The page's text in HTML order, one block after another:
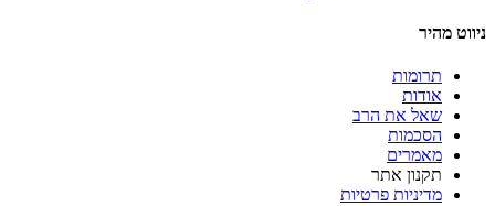
ניווט מהיר
תרומות
אודות
שאל את הרב
הסכמות
מאמרים
תקנון אתר
מדיניות פרטיות